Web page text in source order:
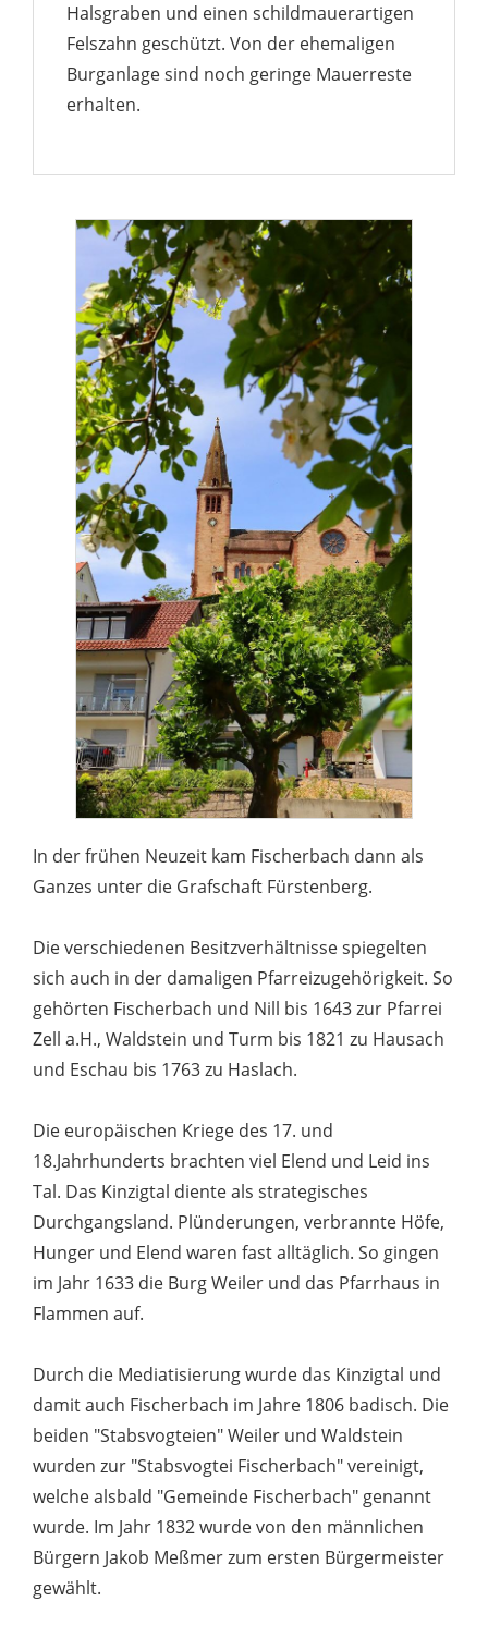
Halsgraben und einen schildmauer­artigen
Felszahn geschützt. Von der ehemaligen
Burganlage sind noch geringe Mauerreste
erhalten.
In der frühen Neuzeit kam Fischerbach dann als
Ganzes unter die Grafschaft Fürstenberg.
Die verschiedenen Besitzverhältnisse spiegelten
sich auch in der damaligen Pfarreizugehörigkeit. So
gehörten Fischerbach und Nill bis 1643 zur Pfarrei
Zell a.H., Waldstein und Turm bis 1821 zu Hausach
und Eschau bis 1763 zu Haslach.
Die europäischen Kriege des 17. und
18.Jahrhunderts brachten viel Elend und Leid ins
Tal. Das Kinzigtal diente als strategisches
Durchgangsland. Plünderungen, verbrannte Höfe,
Hunger und Elend waren fast alltäglich. So gingen
im Jahr 1633 die Burg Weiler und das Pfarrhaus in
Flammen auf.
Durch die Mediatisierung wurde das Kinzigtal und
damit auch Fischerbach im Jahre 1806 badisch. Die
beiden "Stabsvogteien" Weiler und Waldstein
wurden zur "Stabsvogtei Fischerbach" vereinigt,
welche alsbald "Gemeinde Fischerbach" genannt
wurde. Im Jahr 1832 wurde von den männlichen
Bürgern Jakob Meßmer zum ersten Bürgermeister
gewählt.